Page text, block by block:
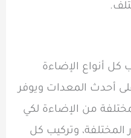
كل أنواع الإضاءة
أحدث المعدات ويوفر
من الإضاءة لكي
وتركيب كل